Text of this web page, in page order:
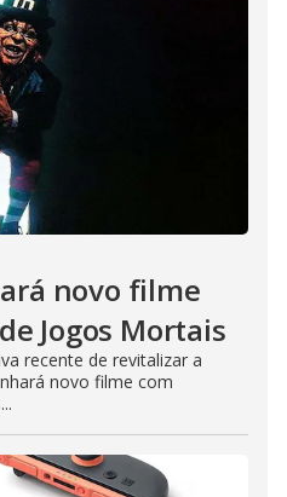
novo filme
Jogos Mortais
recente de revitalizar a
novo filme com